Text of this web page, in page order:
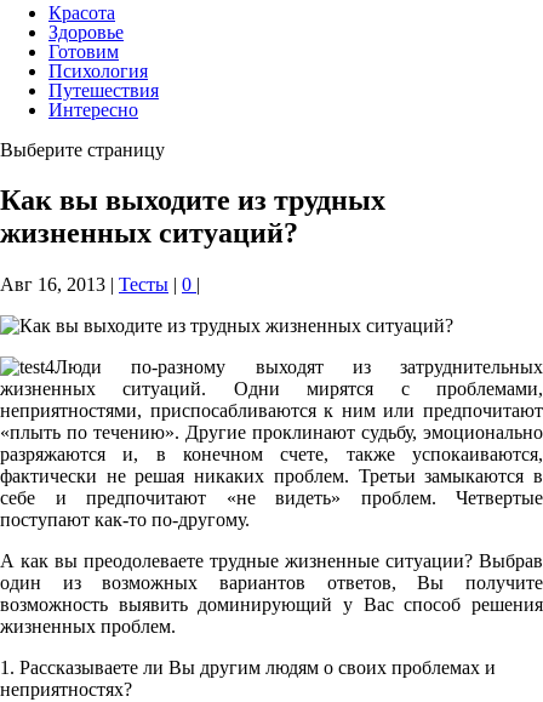
Красота
Здоровье
Готовим
Психология
Путешествия
Интересно
Выберите страницу
Как вы выходите из трудных
жизненных ситуаций?
Авг 16, 2013 | Тесты | 0 |
Люди по-разному выходят из затруднительных
жизненных ситуаций. Одни мирятся с проблемами,
неприятностями, приспосабливаются к ним или предпочитают
«плыть по течению». Другие проклинают судьбу, эмоционально
разряжаются и, в конечном счете, также успокаиваются,
фактически не решая никаких проблем. Третьи замыкаются в
себе и предпочитают «не видеть» проблем. Четвертые
поступают как-то по-другому.
А как вы преодолеваете трудные жизненные ситуации? Выбрав
один из возможных вариантов ответов, Вы получите
возможность выявить доминирующий у Вас способ решения
жизненных проблем.
1. Рассказываете ли Вы другим людям о своих проблемах и
неприятностях?